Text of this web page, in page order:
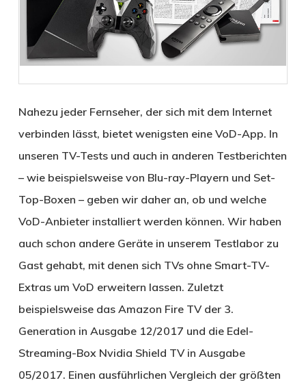
Nahezu jeder Fernseher, der sich mit dem Internet
verbinden lässt, bietet wenigsten eine VoD-App. In
unseren TV-Tests und auch in anderen Testberichten
– wie beispielsweise von Blu-ray-Playern und Set-
Top-Boxen – geben wir daher an, ob und welche
VoD-Anbieter installiert werden können. Wir haben
auch schon andere Geräte in unserem Testlabor zu
Gast gehabt, mit denen sich TVs ohne Smart-TV-
Extras um VoD erweitern lassen. Zuletzt
beispielsweise das Amazon Fire TV der 3.
Generation in Ausgabe 12/2017 und die Edel-
Streaming-Box Nvidia Shield TV in Ausgabe
05/2017. Einen ausführlichen Vergleich der größten